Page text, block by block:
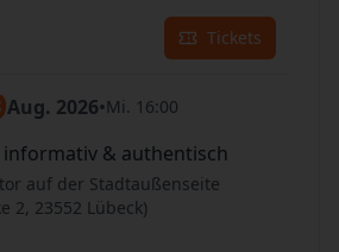
Tickets
Aug. 2026•Mi. 16:00
& authentisch
auf der Stadtaußenseite
2, 23552 Lübeck)